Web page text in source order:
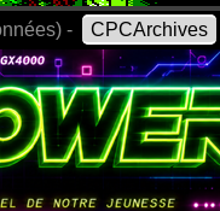
- CPCArchives